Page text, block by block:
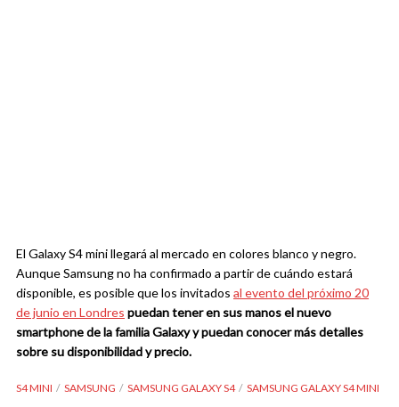
El Galaxy S4 mini llegará al mercado en colores blanco y negro.
Aunque Samsung no ha confirmado a partir de cuándo estará
disponible, es posible que los invitados al evento del próximo 20
de junio en Londres puedan tener en sus manos el nuevo
smartphone de la familia Galaxy y puedan conocer más detalles
sobre su disponibilidad y precio.
S4 MINI SAMSUNG SAMSUNG GALAXY S4 SAMSUNG GALAXY S4 MINI